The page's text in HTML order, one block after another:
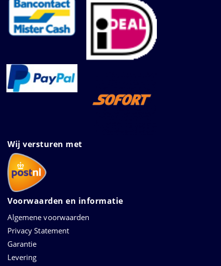
Wij versturen met
Voorwaarden en informatie
Algemene voorwaarden
Privacy Statement
Garantie
Levering